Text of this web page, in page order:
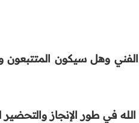
وهل سيكون
الله في طور الإنجاز